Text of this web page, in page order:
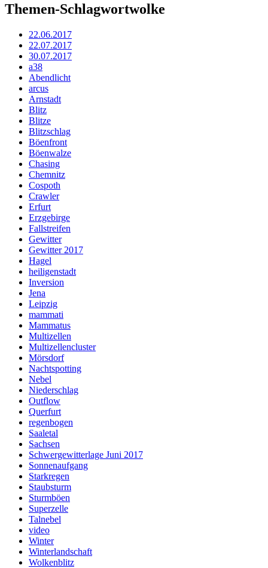
Themen-Schlagwortwolke
22.06.2017
22.07.2017
30.07.2017
a38
Abendlicht
arcus
Arnstadt
Blitz
Blitze
Blitzschlag
Böenfront
Böenwalze
Chasing
Chemnitz
Cospoth
Crawler
Erfurt
Erzgebirge
Fallstreifen
Gewitter
Gewitter 2017
Hagel
heiligenstadt
Inversion
Jena
Leipzig
mammati
Mammatus
Multizellen
Multizellencluster
Mörsdorf
Nachtspotting
Nebel
Niederschlag
Outflow
Querfurt
regenbogen
Saaletal
Sachsen
Schwergewitterlage Juni 2017
Sonnenaufgang
Starkregen
Staubsturm
Sturmböen
Superzelle
Talnebel
video
Winter
Winterlandschaft
Wolkenblitz